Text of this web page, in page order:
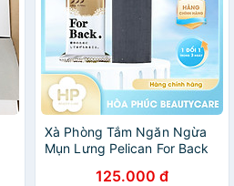
Xà Phòng Tắm Ngăn Ngừa
Mụn Lưng Pelican For Back
125.000 đ